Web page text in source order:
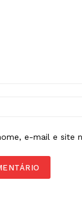
e-mail e site